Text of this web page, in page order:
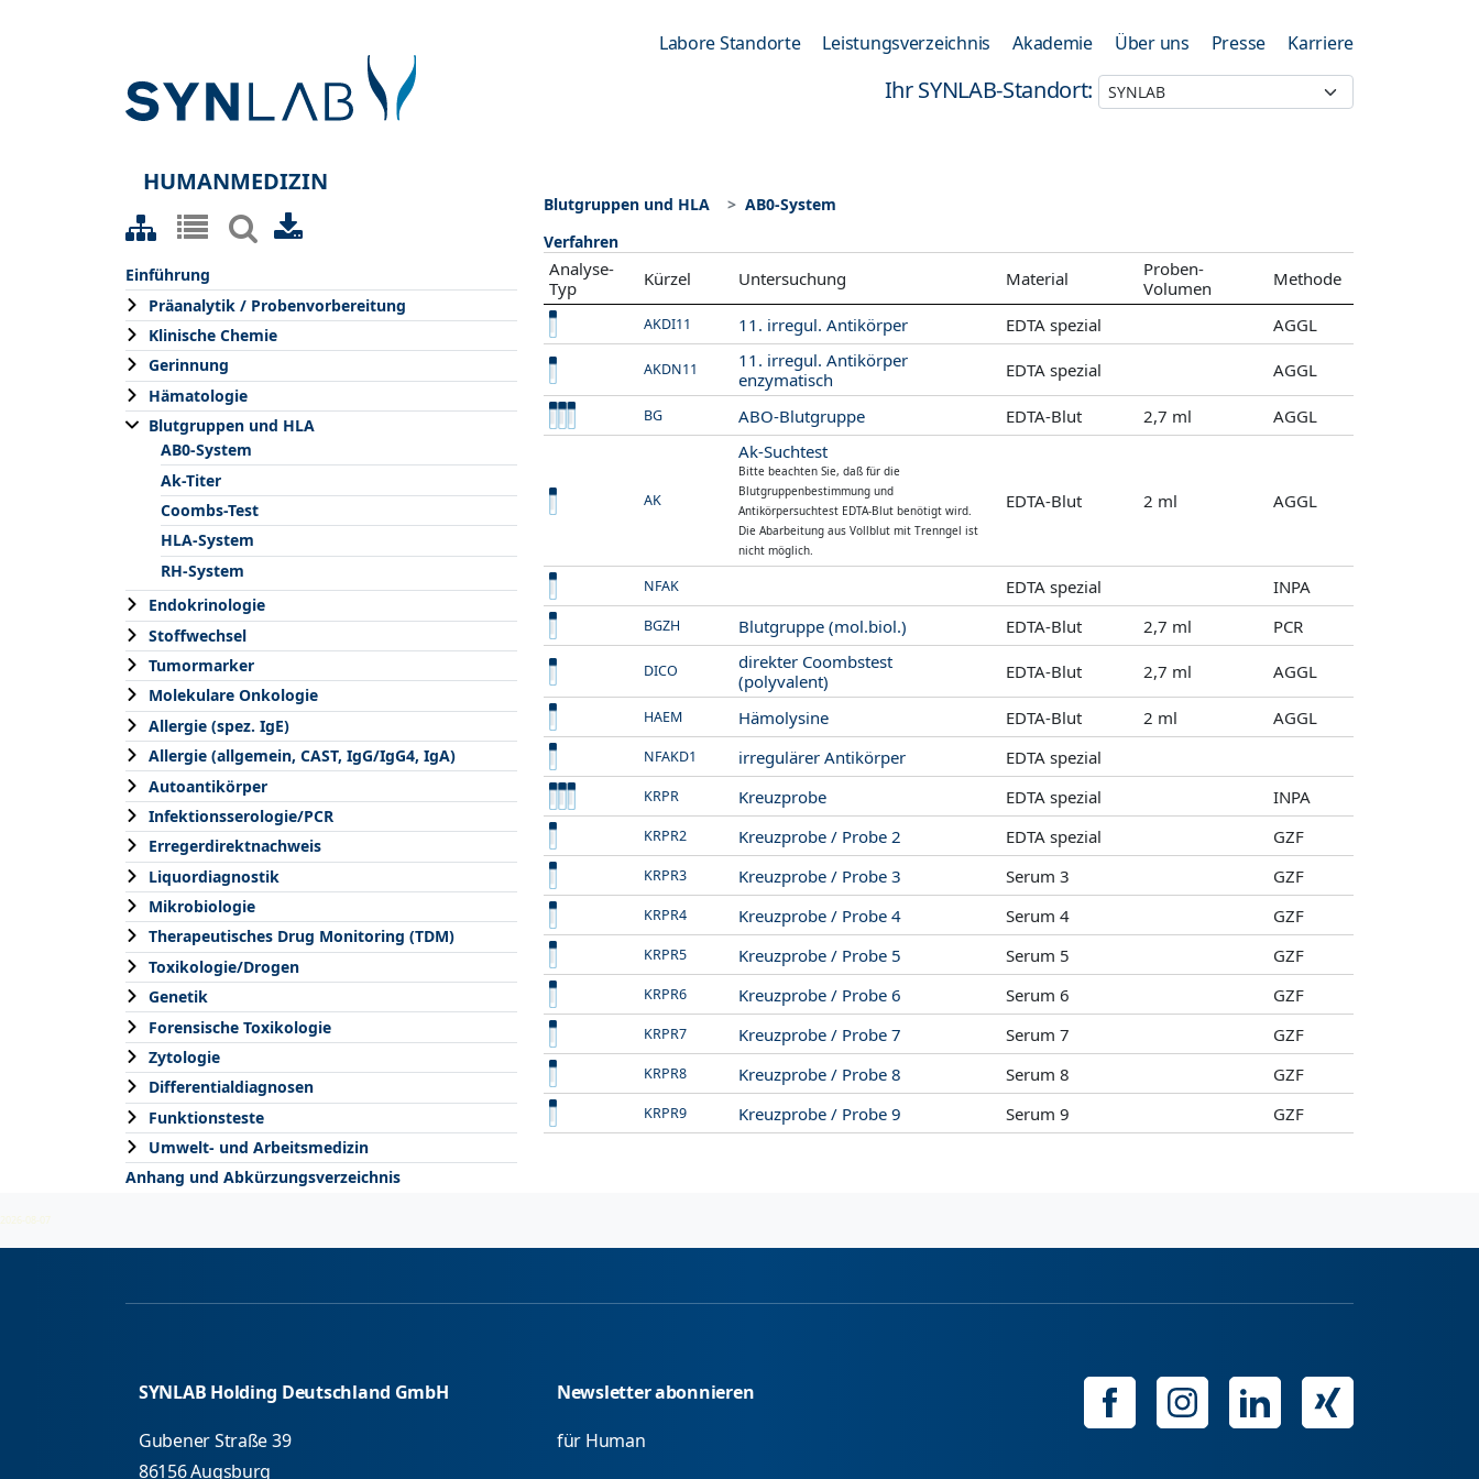
Labore Standorte Leistungsverzeichnis Akademie Über uns Presse Karriere
Ihr SYNLAB-Standort:
HUMANMEDIZIN
Einführung
Präanalytik / Probenvorbereitung
Klinische Chemie
Gerinnung
Hämatologie
Blutgruppen und HLA
AB0-System
Ak-Titer
Coombs-Test
HLA-System
RH-System
Endokrinologie
Stoffwechsel
Tumormarker
Molekulare Onkologie
Allergie (spez. IgE)
Allergie (allgemein, CAST, IgG/IgG4, IgA)
Autoantikörper
Infektionsserologie/PCR
Erregerdirektnachweis
Liquordiagnostik
Mikrobiologie
Therapeutisches Drug Monitoring (TDM)
Toxikologie/Drogen
Genetik
Forensische Toxikologie
Zytologie
Differentialdiagnosen
Funktionsteste
Umwelt- und Arbeitsmedizin
Anhang und Abkürzungsverzeichnis
Blutgruppen und HLA
AB0-System
Verfahren
Analyse-
Typ
Kürzel Untersuchung Material
Proben-
Volumen
Methode
AKDI11 11. irregul. Antikörper EDTA spezial AGGL
AKDN11
11. irregul. Antikörper
enzymatisch
EDTA spezial AGGL
BG ABO-Blutgruppe EDTA-Blut 2,7 ml AGGL
AK
Ak-Suchtest
Bitte beachten Sie, daß für die
Blutgruppenbestimmung und
Antikörpersuchtest EDTA-Blut benötigt wird.
Die Abarbeitung aus Vollblut mit Trenngel ist
nicht möglich.
EDTA-Blut 2 ml AGGL
NFAK EDTA spezial INPA
BGZH Blutgruppe (mol.biol.) EDTA-Blut 2,7 ml PCR
DICO
direkter Coombstest
(polyvalent)
EDTA-Blut 2,7 ml AGGL
HAEM Hämolysine EDTA-Blut 2 ml AGGL
NFAKD1 irregulärer Antikörper EDTA spezial
KRPR Kreuzprobe EDTA spezial INPA
KRPR2 Kreuzprobe / Probe 2 EDTA spezial GZF
KRPR3 Kreuzprobe / Probe 3 Serum 3 GZF
KRPR4 Kreuzprobe / Probe 4 Serum 4 GZF
KRPR5 Kreuzprobe / Probe 5 Serum 5 GZF
KRPR6 Kreuzprobe / Probe 6 Serum 6 GZF
KRPR7 Kreuzprobe / Probe 7 Serum 7 GZF
KRPR8 Kreuzprobe / Probe 8 Serum 8 GZF
KRPR9 Kreuzprobe / Probe 9 Serum 9 GZF
2026-08-07
SYNLAB Holding Deutschland GmbH
Gubener Straße 39
86156 Augsburg
Newsletter abonnieren
für Human